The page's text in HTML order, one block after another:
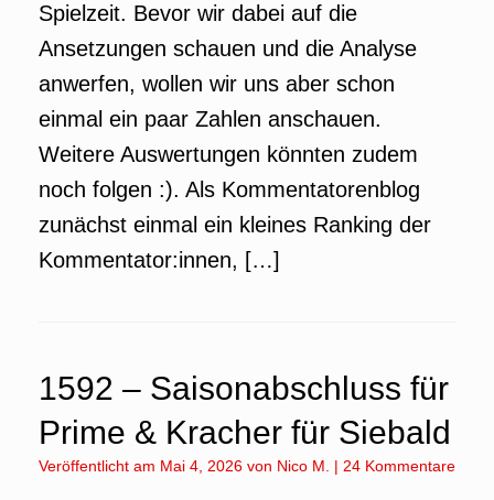
Spielzeit. Bevor wir dabei auf die
Ansetzungen schauen und die Analyse
anwerfen, wollen wir uns aber schon
einmal ein paar Zahlen anschauen.
Weitere Auswertungen könnten zudem
noch folgen :). Als Kommentatorenblog
zunächst einmal ein kleines Ranking der
Kommentator:innen, […]
1592 – Saisonabschluss für
Prime & Kracher für Siebald
Veröffentlicht am Mai 4, 2026 von Nico M. | 24 Kommentare